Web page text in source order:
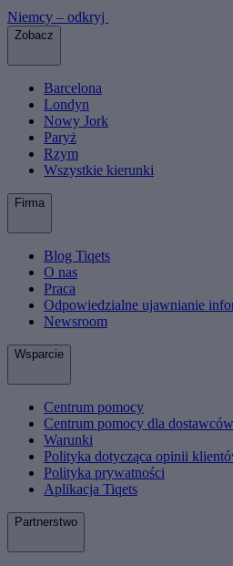
Niemcy – odkryj
Zobacz
Barcelona
Londyn
Nowy Jork
Paryż
Rzym
Wszystkie kierunki
Firma
Blog Tiqets
O nas
Praca
Odpowiedzialne ujawnianie
Newsroom
Wsparcie
Centrum pomocy
Centrum pomocy dla dostawców
Warunki
Polityka dotycząca opinii
Polityka prywatności
Aplikacja Tiqets
Partnerstwo